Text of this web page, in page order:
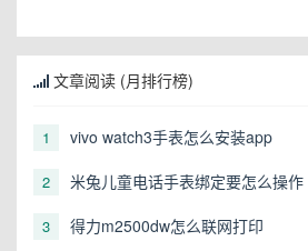
文章阅读 (月排行榜)
1 vivo watch3手表怎么安装app
2 米兔儿童电话手表绑定要怎么操作
3 得力m2500dw怎么联网打印